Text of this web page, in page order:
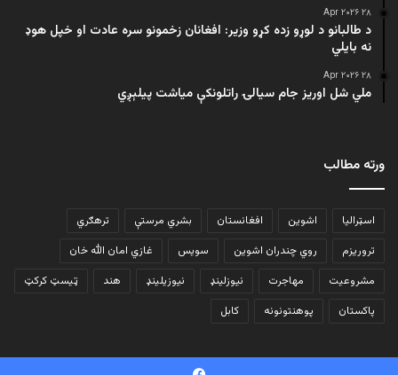
۲۸ Apr ۲۰۲۶
د طالبانو د لوړو زده کړو وزیر: افغانان زخمونو سره عادت او خپل هوډ
نه بایلي
۲۸ Apr ۲۰۲۶
ملي شل اوریز جام سیالۍ راتلونکې میاشت پیلېږي
ورته مطالب
اسټرالیا اشوین افغانستان بشري مرستې
ترهګري
تروریزم
روي چندران اشوین سویس
غازي امان الله خان
مشروعیت
مهاجرت نیوزلینډ نیوزیلینډ هند
ټیسټ کرکټ
پاکستان
پوهنتونونه کابل